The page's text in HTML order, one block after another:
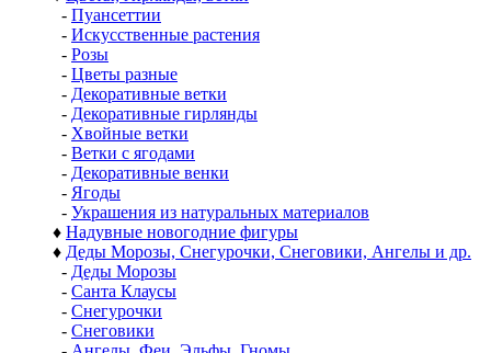
- Пуансеттии
- Искусственные растения
- Розы
- Цветы разные
- Декоративные ветки
- Декоративные гирлянды
- Хвойные ветки
- Ветки с ягодами
- Декоративные венки
- Ягоды
- Украшения из натуральных материалов
♦ Надувные новогодние фигуры
♦ Деды Морозы, Снегурочки, Снеговики, Ангелы и др.
- Деды Морозы
- Санта Клаусы
- Снегурочки
- Снеговики